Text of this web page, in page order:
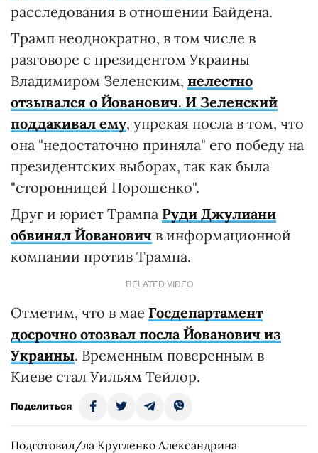
расследования в отношении Байдена.
Трамп неоднократно, в том числе в
разговоре с президентом Украины
Владимиром Зеленским, нелестно
отзывался о Йованович. И Зеленский
поддакивал ему, упрекая посла в том, что
она "недостаточно приняла" его победу на
президентских выборах, так как была
"сторонницей Порошенко".
Друг и юрист Трампа Руди Джулиани
обвинял Йованович в информационной
компании против Трампа.
RELATED VIDEO
Отметим, что в мае Госдепартамент
досрочно отозвал посла Йованович из
Украины. Временным поверенным в
Киеве стал Уильям Тейлор.
Поделиться
Подготовил/ла Кругленко Александрина